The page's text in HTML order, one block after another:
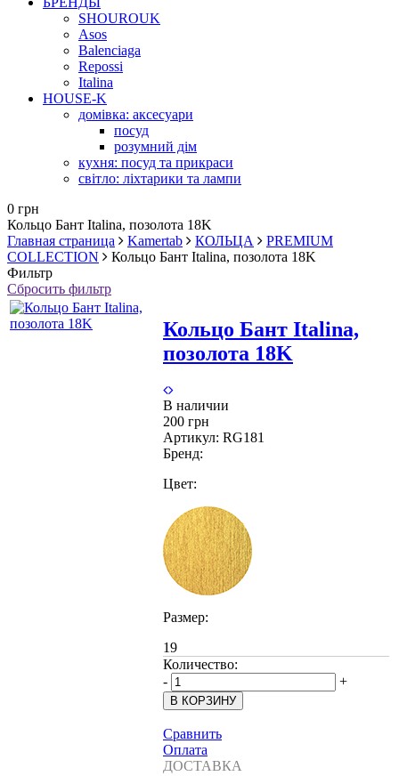
SHOUROUK
Asos
Balenciaga
Repossi
Italina
HOUSE-K
домівка: аксесуари
посуд
розумний дім
кухня: посуд та прикраси
світло: ліхтарики та лампи
0 грн
Кольцо Бант Italina, позолота 18K
Главная страница
Kamertab КОЛЬЦА
PREMIUM
COLLECTION
Кольцо Бант Italina, позолота 18K
Фильтр
Сбросить фильтр
Кольцо Бант Italina,
позолота 18K
В наличии
200 грн
Артикул: RG181
Бренд:
Цвет:
Размер:
19
Количество:
-
+
Сравнить
Оплата
ДОСТАВКА